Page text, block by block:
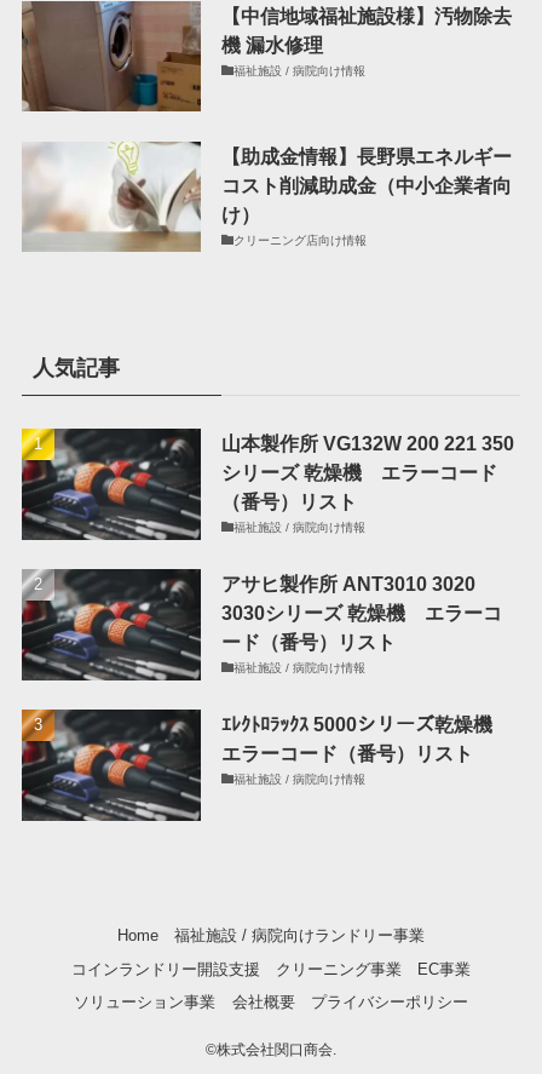
【中信地域福祉施設様】汚物除去
機 漏水修理
福祉施設 / 病院向け情報
【助成金情報】長野県エネルギー
コスト削減助成金（中小企業者向
け）
クリーニング店向け情報
人気記事
山本製作所 VG132W 200 221 350
シリーズ 乾燥機 エラーコード
（番号）リスト
福祉施設 / 病院向け情報
アサヒ製作所 ANT3010 3020
3030シリーズ 乾燥機 エラーコ
ード（番号）リスト
福祉施設 / 病院向け情報
ｴﾚｸﾄﾛﾗｯｸｽ 5000シリーズ乾燥機
エラーコード（番号）リスト
福祉施設 / 病院向け情報
Home
福祉施設 / 病院向けランドリー事業
コインランドリー開設支援
クリーニング事業
EC事業
ソリューション事業
会社概要 プライバシーポリシー
©株式会社関口商会.